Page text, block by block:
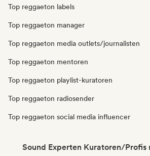
Top reggaeton labels
Top reggaeton manager
Top reggaeton media outlets/journalisten
Top reggaeton mentoren
Top reggaeton playlist-kuratoren
Top reggaeton radiosender
Top reggaeton social media influencer
Sound Experten Kuratoren/Profis